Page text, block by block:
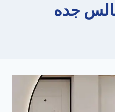
جده